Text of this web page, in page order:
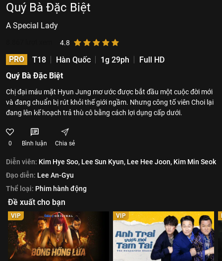
Quý Bà Đặc Biệt
A Special Lady
4.8
PRO T18 Hàn Quốc 1g 29ph
Full HD
Quý Bà Đặc Biệt
Chị đại máu mặt Hyun Jung mơ ước được bắt đầu một cuộc đời mới
và đang chuẩn bị rút khỏi thế giới ngầm. Nhưng công tố viên Choi lại
đang lên kế hoạch trả thù cô bằng cách lợi dụng cấp dưới.
0 Bình luận Chia sẻ
Diễn viên: Kim Hye Soo, Lee Sun Kyun, Lee Hee Joon, Kim Min Seok
Đạo diễn: Lee An-Gyu
Thể loại: Phim hành động
Đề xuất cho bạn
VIP VIP